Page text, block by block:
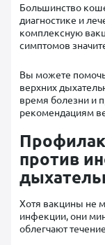
Большинство
диагностике и
комплексную
симптомов
Вы можете
верхних
время болезни и
рекомендациям
против
Хотя вакцины не
инфекции, они
облегчают